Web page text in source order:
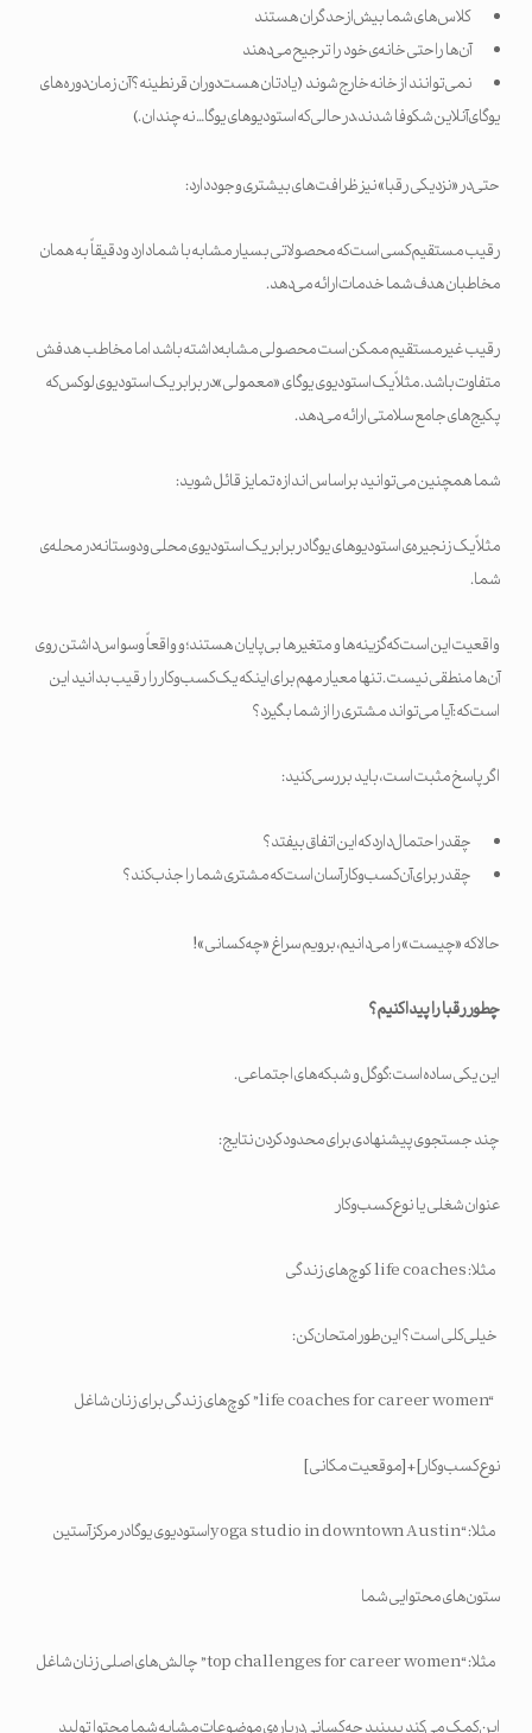
کلاس‌های شما بیش‌ازحد گران هستند
آن‌ها راحتی خانه‌ی خود را ترجیح می‌دهند
نمی‌توانند از خانه خارج شوند (یادتان هست دوران قرنطینه؟ آن زمان دوره‌های
یوگای آنلاین شکوفا شدند، در حالی که استودیوهای یوگا… نه چندان.)
حتی در «نزدیکی رقبا» نیز ظرافت‌های بیشتری وجود دارد:
رقیب مستقیم کسی است که محصولاتی بسیار مشابه با شما دارد و دقیقاً به همان
مخاطبان هدف شما خدمات ارائه می‌دهد.
رقیب غیرمستقیم ممکن است محصولی مشابه داشته باشد اما مخاطب هدفش
متفاوت باشد. مثلاً یک استودیوی یوگای «معمولی» در برابر یک استودیوی لوکس که
پکیج‌های جامع سلامتی ارائه می‌دهد.
شما همچنین می‌توانید براساس اندازه تمایز قائل شوید:
مثلاً یک زنجیره‌ی استودیوهای یوگا در برابر یک استودیوی محلی و دوستانه در محله‌ی
شما.
واقعیت این است که گزینه‌ها و متغیرها بی‌پایان هستند؛ و واقعاً وسواس داشتن روی
آن‌ها منطقی نیست. تنها معیار مهم برای اینکه یک کسب‌وکار را رقیب بدانید این
است که: آیا می‌تواند مشتری را از شما بگیرد؟
اگر پاسخ مثبت است، باید بررسی کنید:
چقدر احتمال دارد که این اتفاق بیفتد؟
چقدر برای آن کسب‌وکار آسان است که مشتری شما را جذب کند؟
حالا که «چیست» را می‌دانیم، برویم سراغ «چه کسانی»!
چطور رقبا را پیدا کنیم؟
این یکی ساده است: گوگل و شبکه‌های اجتماعی.
چند جستجوی پیشنهادی برای محدود کردن نتایج:
عنوان شغلی یا نوع کسب‌وکار
مثلا: life coaches کوچ‌های زندگی
خیلی کلی است؟ این‌طور امتحان کن:
“life coaches for career women” کوچ‌های زندگی برای زنان شاغل
نوع کسب‌وکار] + [موقعیت مکانی]
مثلا: “yoga studio in downtown Austinاستودیوی یوگا در مرکز آستین
ستون‌های محتوایی شما
مثلا: “top challenges for career women” چالش‌های اصلی زنان شاغل
این کمک می‌کند ببینید چه کسانی درباره‌ی موضوعات مشابه شما محتوا تولید